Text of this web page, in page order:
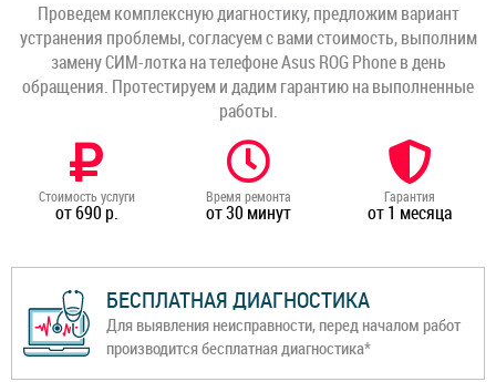
Проведем комплексную диагностику, предложим вариант
устранения проблемы, согласуем с вами стоимость, выполним
замену СИМ-лотка на телефоне Asus ROG Phone в день
обращения. Протестируем и дадим гарантию на выполненные
работы.
Стоимость услуги
от 690 р.
Время ремонта
от 30 минут
Гарантия
от 1 месяца
БЕСПЛАТНАЯ ДИАГНОСТИКА
Для выявления неисправности, перед началом работ
производится бесплатная диагностика*